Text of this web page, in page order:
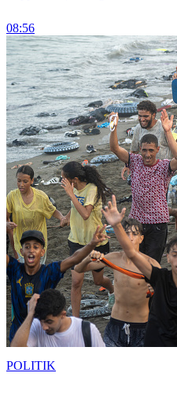
08:56
POLITIK